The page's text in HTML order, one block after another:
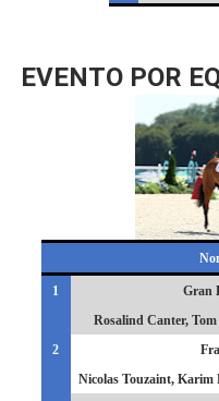
EVENTO POR
1
Gran
Rosalind Canter,
2
Nicolas Touzaint, Karim